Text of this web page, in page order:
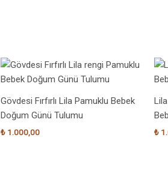
Gövdesi Fırfırlı Lila Pamuklu Bebek
Doğum Günü Tulumu
₺1.000,00 ₺